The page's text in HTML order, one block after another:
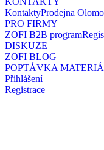
KontaktyProdejna
PRO FIRMY
ZOFI B2B program
DISKUZE
ZOFI BLOG
POPTÁVKA
Přihlášení
Registrace